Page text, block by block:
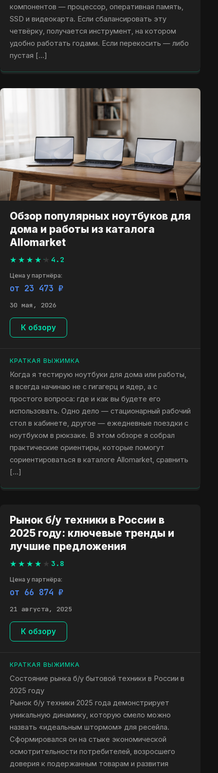
компонентов — процессор, оперативная память,
SSD и видеокарта. Если сбалансировать эту
четвёрку, получается инструмент, на котором
удобно работать годами. Если перекосить — либо
пустая […]
Обзор популярных ноутбуков для
дома и работы из каталога
Allomarket
4.2
Цена у партнёра:
от 23 473 ₽
30 мая, 2026
К обзору
КРАТКАЯ ВЫЖИМКА
Когда я тестирую ноутбуки для дома или работы,
я всегда начинаю не с гигагерц и ядер, а с
простого вопроса: где и как вы будете его
использовать. Одно дело — стационарный рабочий
стол в кабинете, другое — ежедневные поездки с
ноутбуком в рюкзаке. В этом обзоре я собрал
практические ориентиры, которые помогут
сориентироваться в каталоге Allomarket, сравнить
[…]
Рынок б/у техники в России в
2025 году: ключевые тренды и
лучшие предложения
3.8
Цена у партнёра:
от 66 874 ₽
21 августа, 2025
К обзору
КРАТКАЯ ВЫЖИМКА
Состояние рынка б/у бытовой техники в России в
2025 году
Рынок б/у техники 2025 года демонстрирует
уникальную динамику, которую смело можно
назвать «идеальным штормом» для ресейла.
Сформировался он на стыке экономической
осмотрительности потребителей, возросшего
доверия к подержанным товарам и развития